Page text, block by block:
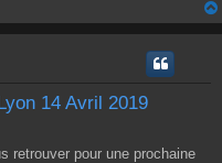
14 Avril 2019
retrouver pour une prochaine